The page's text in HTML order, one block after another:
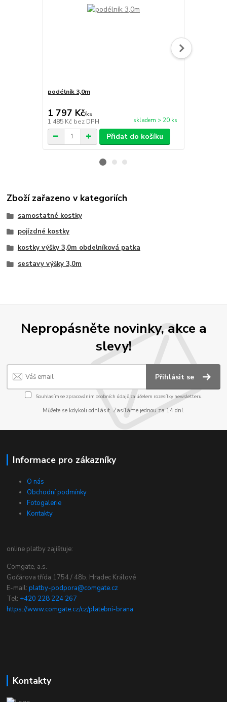
podélník 3,0m
1 797 Kč/ks
1 485 Kč bez DPH skladem > 20 ks
Přidat do košíku
Zboží zařazeno v kategoriích
samostatné kostky
pojízdné kostky
kostky výšky 3,0m obdelníková patka
sestavy výšky 3,0m
Nepropásněte novinky, akce a
slevy!
Přihlásit se
Souhlasím se zpracováním osobních údajůza účelem rozesílky newsletteru.
Můžete se kdykoli odhlásit. Zasíláme jednou za 14 dní.
Informace pro zákazníky
O nás
Obchodní podmínky
Fotogalerie
Kontakty
online platby zajišťuje:
Comgate, a.s.
Gočárova třída 1754 / 48b, Hradec Králové
E-mail:platby-podpora@comgate.cz
Tel: +420 228 224 267
https://www.comgate.cz/cz/platebni-brana
Kontakty